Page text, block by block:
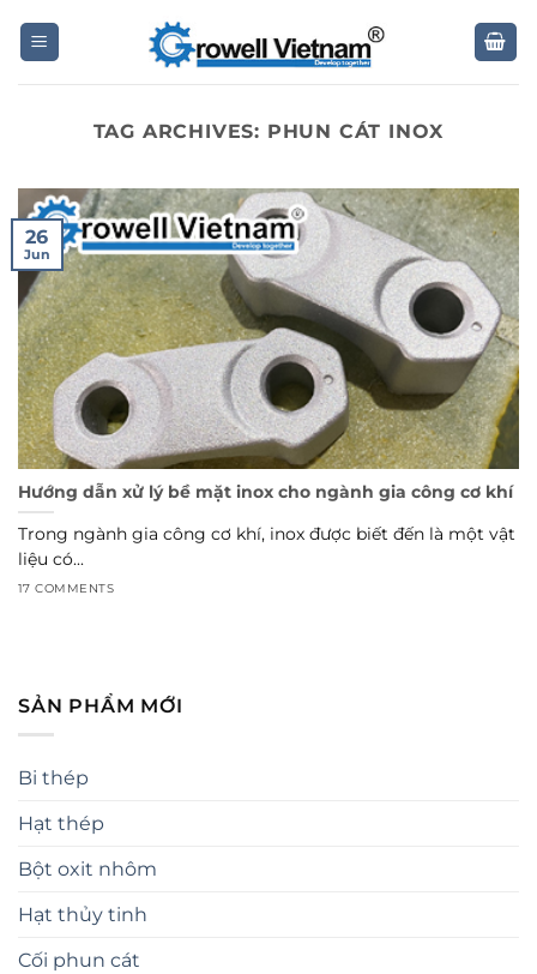
TAG ARCHIVES: PHUN CÁT INOX
SẢN PHẨM MỚI
Bi thép
Hạt thép
Bột oxit nhôm
Hạt thủy tinh
Cối phun cát
Hướng dẫn xử lý bề mặt inox cho ngành gia công cơ khí
Trong ngành gia công cơ khí, inox được biết đến là một vật
liệu có...
17 COMMENTS
26
Jun